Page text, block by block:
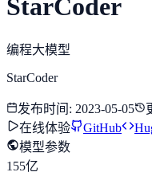
StarCoder
编程大模型
StarCoder
发布时间 : 2023-05-05
在线体验
GitHub
模型参数
155亿